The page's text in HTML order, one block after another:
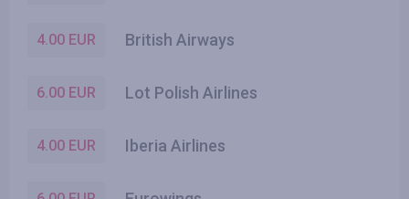
4.00 EUR British Airways
6.00 EUR Lot Polish Airlines
4.00 EUR Iberia Airlines